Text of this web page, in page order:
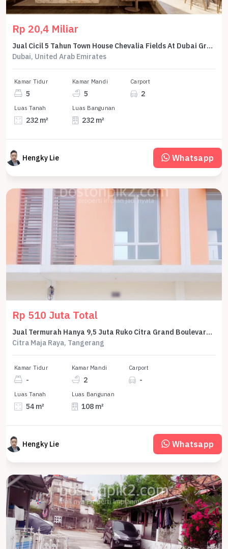
Rp 20,4 Miliar
Jual Cicil 5 Tahun Town House Chevalia Fields At Dubai Grand Polo Club And Resort 5 Br 232 M2 - Sell Town House Chevalia Fields At Dubai Grand Polo Club And Resort 5 Br 232 Sqm By Emaar
Dubai, United Arab Emirates
Kamar Tidur
5
Kamar Mandi
5
Carport
2
Luas Tanah
232 m²
Luas Bangunan
232 m²
Hengky Lie Whatsapp
Rp 510 Juta Total
Jual Termurah Hanya 9,5 Juta Ruko Citra Grand Boulevard 54 M2 4,5X12 Citra Maja Blok D - Sell Shophouse Citra Grand Boulevard 54 Sqm 4,5X12 2 Floor
Citra Maja Raya, Tangerang
Kamar Tidur
-
Kamar Mandi
2
Carport
-
Luas Tanah
54 m²
Luas Bangunan
108 m²
Hengky Lie Whatsapp